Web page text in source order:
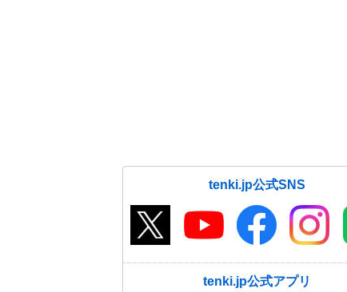
tenki.jp公式SNS
tenki.jp公式アプリ